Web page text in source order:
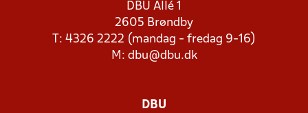
DBU Allé 1
2605 Brøndby
T: 4326 2222 (mandag - fredag 9-16)
M: dbu@dbu.dk
DBU